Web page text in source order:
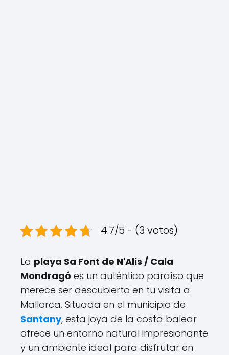
4.7/5 - (3 votos)
La playa Sa Font de N'Alis / Cala
Mondragó es un auténtico paraíso que
merece ser descubierto en tu visita a
Mallorca. Situada en el municipio de
Santany, esta joya de la costa balear
ofrece un entorno natural impresionante
y un ambiente ideal para disfrutar en